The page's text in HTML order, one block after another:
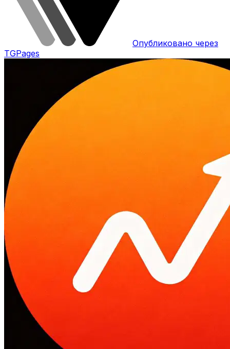
Опубликовано через
TGPages